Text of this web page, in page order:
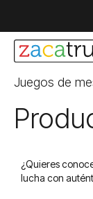
Juegos de
¿Quieres
lucha con